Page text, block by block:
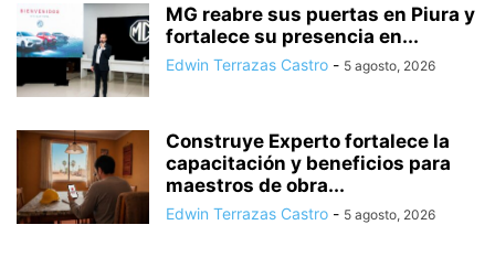
MG reabre sus puertas en Piura y
fortalece su presencia en...
Edwin Terrazas Castro - 5 agosto, 2026
Construye Experto fortalece la
capacitación y beneficios para
maestros de obra...
Edwin Terrazas Castro - 5 agosto, 2026